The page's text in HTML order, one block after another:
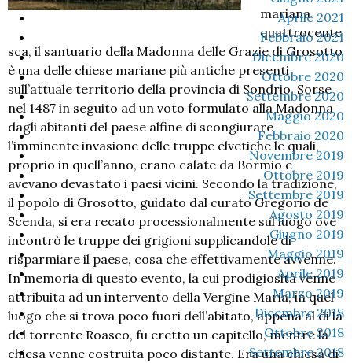
Aprile 2021
Febbraio 2021
Dicembre 2020
Ottobre 2020
Settembre 2020
Maggio 2020
Febbraio 2020
Novembre 2019
Ottobre 2019
Settembre 2019
Agosto 2019
Giugno 2019
Maggio 2019
Aprile 2019
Marzo 2019
Dicembre 2018
Ottobre 2018
Settembre 2018
mariana
quattrocente
sca, il santuario della Madonna delle Grazie di Grosotto
è una delle chiese mariane più antiche presenti
sull’attuale territorio della provincia di Sondrio. Sorse
nel 1487 in seguito ad un voto formulato alla Madonna
dagli abitanti del paese alfine di scongiurare
l’imminente invasione delle truppe elvetiche le quali,
proprio in quell’anno, erano calate da Bormio e
avevano devastato i paesi vicini. Secondo la tradizione,
il popolo di Grosotto, guidato dal curato Gregorio de
Scenda, si era recato processionalmente sul luogo ove
incontrò le truppe dei grigioni supplicandole di
risparmiare il paese, cosa che effettivamente avvenne.
In memoria di questo evento, la cui prodigiosità venne
attribuita ad un intervento della Vergine Maria, in quel
luogo che si trova poco fuori dell’abitato, appena al di là
del torrente Roasco, fu eretto un capitello, mentre la
chiesa venne costruita poco distante. Era una chiesa di